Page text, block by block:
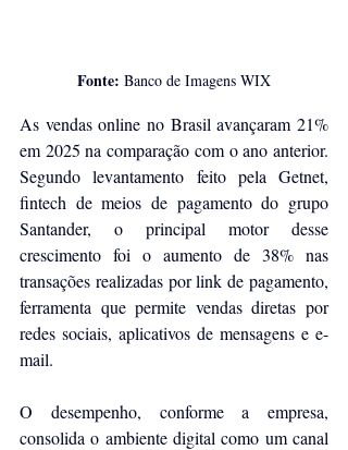
Fonte: Banco de Imagens WIX
As vendas online no Brasil avançaram 21%
em 2025 na comparação com o ano anterior.
Segundo levantamento feito pela Getnet,
fintech de meios de pagamento do grupo
Santander, o principal motor desse
crescimento foi o aumento de 38% nas
transações realizadas por link de pagamento,
ferramenta que permite vendas diretas por
redes sociais, aplicativos de mensagens e e-
mail.
O desempenho, conforme a empresa,
consolida o ambiente digital como um canal